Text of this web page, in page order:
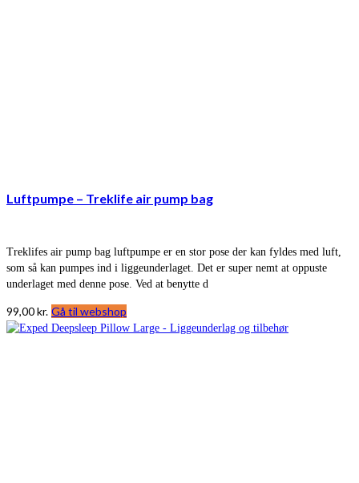
Luftpumpe – Treklife air pump bag
Treklifes air pump bag luftpumpe er en stor pose der kan fyldes med luft,
som så kan pumpes ind i liggeunderlaget. Det er super nemt at oppuste
underlaget med denne pose. Ved at benytte d
99,00kr. Gå til webshop